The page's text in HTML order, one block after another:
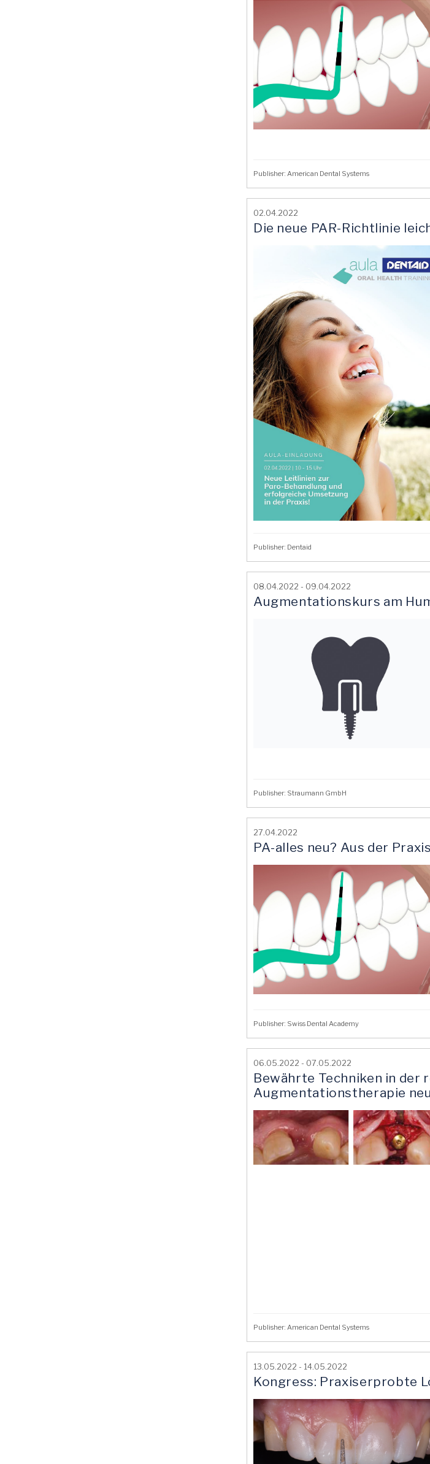
Publisher: American Dental Systems
02.04.2022
Die neue PAR-Richtlinie
Publisher: Dentaid
08.04.2022 - 09.04.2022
Augmentationskurs am
Publisher: Straumann GmbH
27.04.2022
PA-alles neu? Aus der
Publisher: Swiss Dental Academy
06.05.2022 - 07.05.2022
Bewährte Techniken in der
Augmentationstherapie
Publisher: American Dental Systems
13.05.2022 - 14.05.2022
Kongress: Praxiserprobte